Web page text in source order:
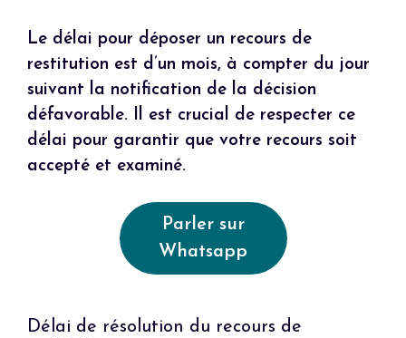
Le délai pour déposer un recours de
restitution est d’un mois, à compter du jour
suivant la notification de la décision
défavorable. Il est crucial de respecter ce
délai pour garantir que votre recours soit
accepté et examiné.
Parler sur
Whatsapp
Délai de résolution du recours de